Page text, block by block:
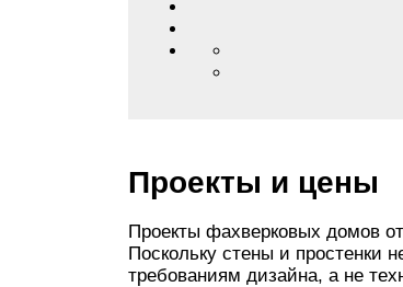
Проекты и цены
Проекты фахверковых домов
Поскольку стены и простенки
требованиям дизайна, а не